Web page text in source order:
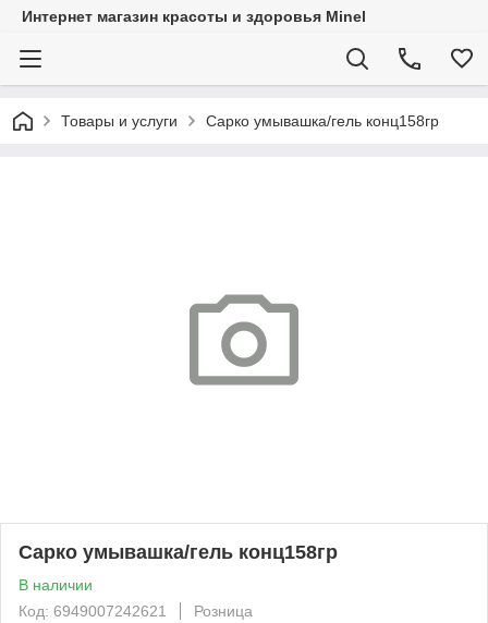
Интернет магазин красоты и здоровья Minel
Товары и услуги Сарко умывашка/гель конц158гр
Сарко умывашка/гель конц158гр
В наличии
Код: 6949007242621
Розница